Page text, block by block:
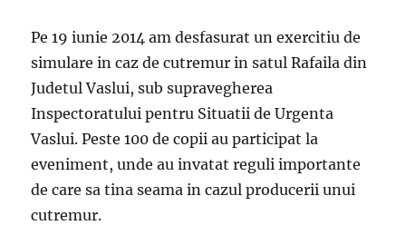
Pe 19 iunie 2014 am desfasurat un exercitiu de
simulare in caz de cutremur in satul Rafaila din
Judetul Vaslui, sub supravegherea
Inspectoratului pentru Situatii de Urgenta
Vaslui. Peste 100 de copii au participat la
eveniment, unde au invatat reguli importante
de care sa tina seama in cazul producerii unui
cutremur.